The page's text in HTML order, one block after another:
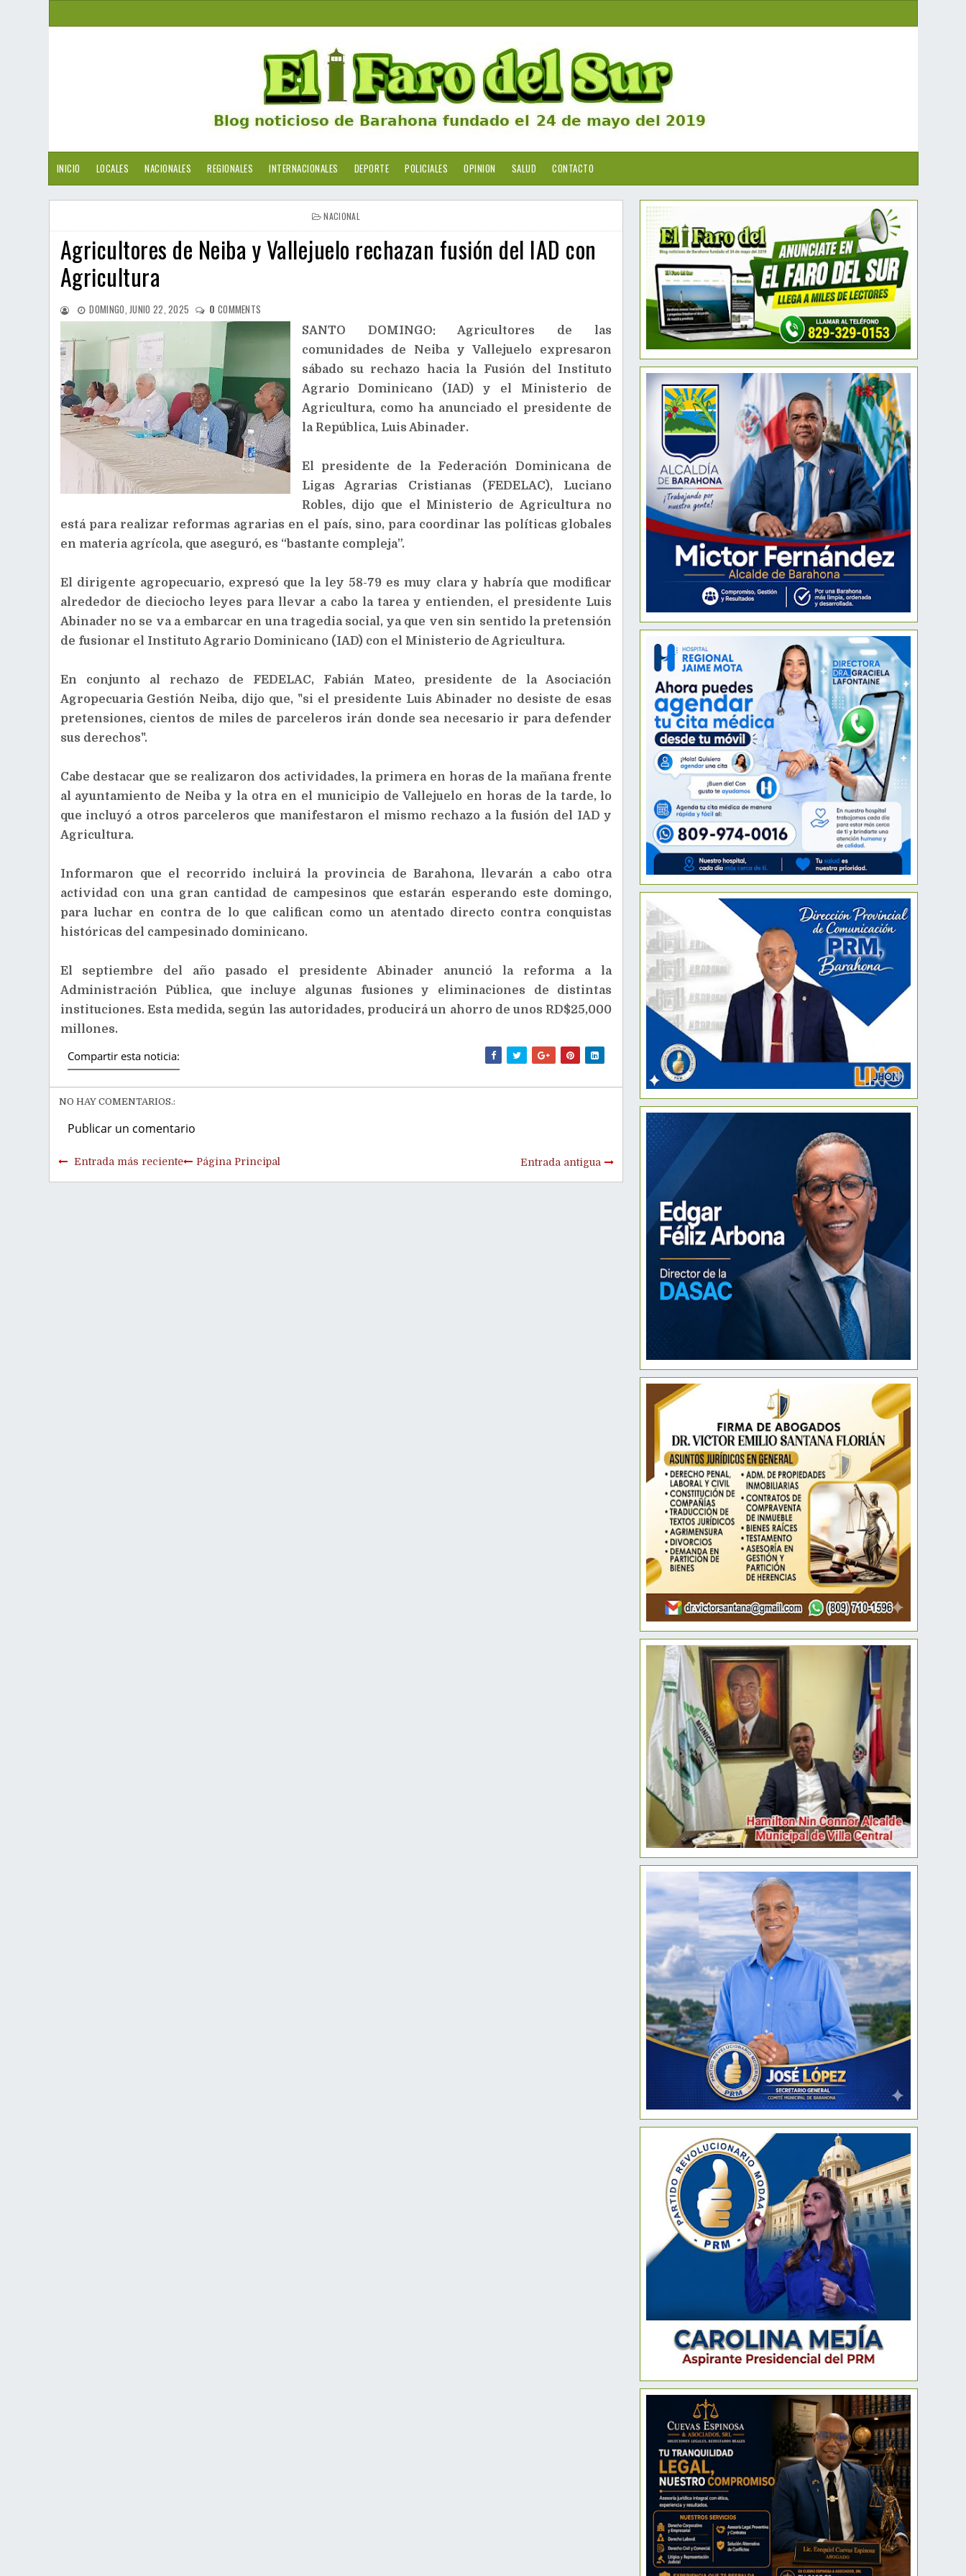
INICIO LOCALES NACIONALES REGIONALES INTERNACIONALES DEPORTE POLICIALES OPINION SALUD CONTACTO
NACIONAL
Agricultores de Neiba y Vallejuelo rechazan fusión del IAD con
Agricultura
DOMINGO, JUNIO 22, 2025 0 COMMENTS
SANTO DOMINGO: Agricultores de las
comunidades de Neiba y Vallejuelo expresaron
sábado su rechazo hacia la Fusión del Instituto
Agrario Dominicano (IAD) y el Ministerio de
Agricultura, como ha anunciado el presidente de
la República, Luis Abinader.
El presidente de la Federación Dominicana de
Ligas Agrarias Cristianas (FEDELAC), Luciano
Robles, dijo que el Ministerio de Agricultura no
está para realizar reformas agrarias en el país, sino, para coordinar las políticas globales
en materia agrícola, que aseguró, es “bastante compleja”.
El dirigente agropecuario, expresó que la ley 58-79 es muy clara y habría que modificar
alrededor de dieciocho leyes para llevar a cabo la tarea y entienden, el presidente Luis
Abinader no se va a embarcar en una tragedia social, ya que ven sin sentido la pretensión
de fusionar el Instituto Agrario Dominicano (IAD) con el Ministerio de Agricultura.
En conjunto al rechazo de FEDELAC, Fabián Mateo, presidente de la Asociación
Agropecuaria Gestión Neiba, dijo que, "si el presidente Luis Abinader no desiste de esas
pretensiones, cientos de miles de parceleros irán donde sea necesario ir para defender
sus derechos".
Cabe destacar que se realizaron dos actividades, la primera en horas de la mañana frente
al ayuntamiento de Neiba y la otra en el municipio de Vallejuelo en horas de la tarde, lo
que incluyó a otros parceleros que manifestaron el mismo rechazo a la fusión del IAD y
Agricultura.
Informaron que el recorrido incluirá la provincia de Barahona, llevarán a cabo otra
actividad con una gran cantidad de campesinos que estarán esperando este domingo,
para luchar en contra de lo que califican como un atentado directo contra conquistas
históricas del campesinado dominicano.
El septiembre del año pasado el presidente Abinader anunció la reforma a la
Administración Pública, que incluye algunas fusiones y eliminaciones de distintas
instituciones. Esta medida, según las autoridades, producirá un ahorro de unos RD$25,000
millones.
Compartir esta noticia:
NO HAY COMENTARIOS.:
Publicar un comentario
Entrada más reciente Entrada antigua
Página Principal